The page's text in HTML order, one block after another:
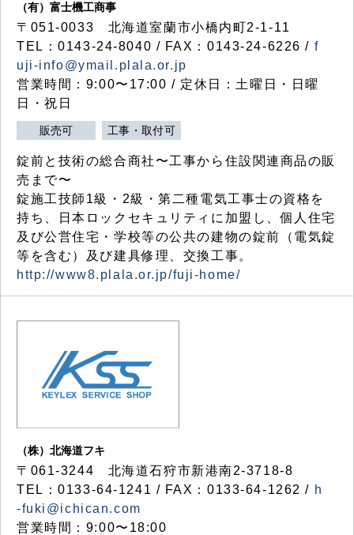
（有）富士機工商事
〒051-0033 北海道室蘭市小橋内町2-1-11
TEL：0143-24-8040 / FAX：0143-24-6226 / f
uji-info@ymail.plala.or.jp
営業時間：9:00〜17:00 / 定休日：土曜日・日曜
日・祝日
販売可 工事・取付可
錠前と技術の総合商社〜工事から住設関連商品の販
売まで〜
錠施工技師1級・2級・第二種電気工事士の資格を
持ち、日本ロックセキュリティに加盟し、個人住宅
及び公営住宅・学校等の公共の建物の錠前（電気錠
等を含む）及び建具修理、交換工事。
http://www8.plala.or.jp/fuji-home/
（株）北海道フキ
〒061-3244 北海道石狩市新港南2-3718-8
TEL：0133-64-1241 / FAX：0133-64-1262 / h
-fuki@ichican.com
営業時間：9:00〜18:00